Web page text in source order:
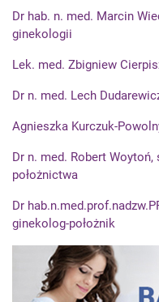
Dr hab. n. med. Marcin
ginekologii
Lek. med. Zbigniew
Dr n. med. Lech
Agnieszka Kurczuk-
Dr n. med. Robert
położnictwa
Dr
ginekolog-położnik